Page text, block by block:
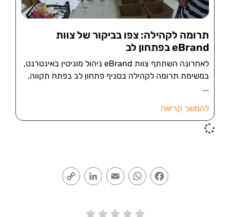
תרומה לקהילה: צפו בביקור של צוות
eBrand בפתחון לב
לאחרונה השתתף צוות eBrand ניהול מוניטין באינטרנט,
במשימת תרומה לקהילה בסניף פתחון לב בפתח תקווה.
להמשך קריאה
Facebook
WhatsApp
Email
LinkedIn